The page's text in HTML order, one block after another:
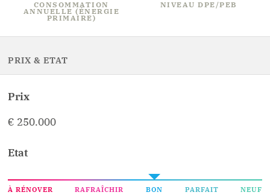
CONSOMMATION
ANNUELLE (ÉNERGIE
PRIMAIRE)
NIVEAU DPE/PEB
PRIX & ETAT
Prix
€ 250.000
Etat
À RÉNOVER RAFRAÎCHIR BON PARFAIT NEUF